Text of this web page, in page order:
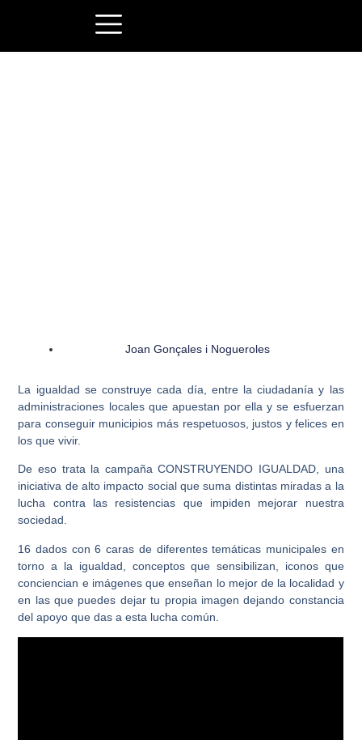
Joan Gonçales i Nogueroles
La igualdad se construye cada día, entre la ciudadanía y las
administraciones locales que apuestan por ella y se esfuerzan
para conseguir municipios más respetuosos, justos y felices en
los que vivir.
De eso trata la campañaCONSTRUYENDO IGUALDAD , una
iniciativa de alto impacto social que suma distintas miradas a la
lucha contra las resistencias que impiden mejorar nuestra
sociedad.
16 dados con 6 caras de diferentes temáticas municipales en
torno a la igualdad, conceptos que sensibilizan, iconos que
conciencian e imágenes que enseñan lo mejor de la localidad y
en las que puedes dejar tu propia imagen dejando constancia
del apoyo que das a esta lucha común.